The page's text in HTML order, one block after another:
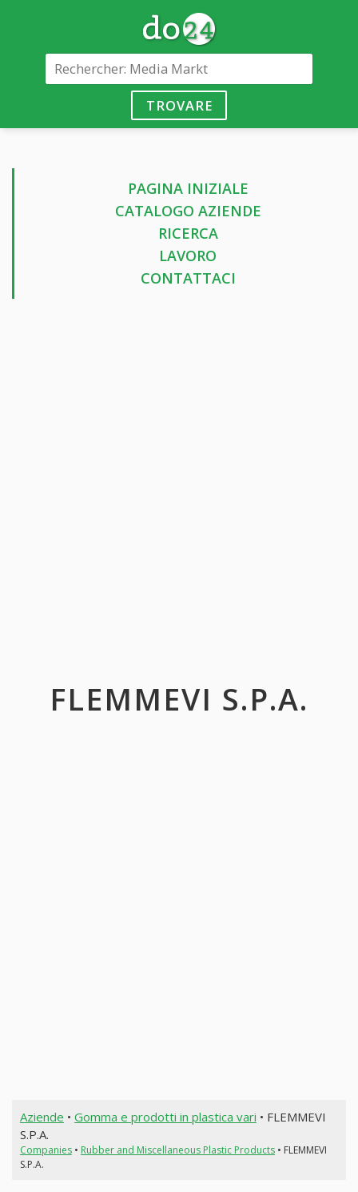
TROVARE
PAGINA INIZIALE
CATALOGO AZIENDE
RICERCA
LAVORO
CONTATTACI
FLEMMEVI S.P.A.
Aziende • Gomma e prodotti in plastica vari • FLEMMEVI
S.P.A.
Companies• Rubber and Miscellaneous Plastic Products• FLEMMEVI
S.P.A.